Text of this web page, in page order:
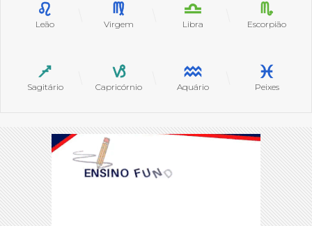
Leão Virgem Libra Escorpião
Sagitário Capricórnio Aquário Peixes